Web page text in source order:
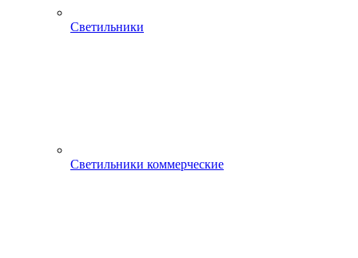
Светильники
Светильники коммерческие